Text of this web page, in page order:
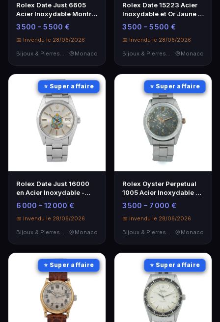
Rolex Date Just 6605
Acier Inoxydable Montre
Automatique 1956
3 500 – 5 500 €
📅 Invendu le 28/06/2026
Bijoux & Pierres Précieuses
Monaco
Rolex Date 15223 Acier
Inoxydable et Or Jaune -
Montre de Luxe
3 500 – 5 500 €
📅 Invendu le 28/06/2026
Bijoux & Pierres Précieuses
Monaco
⭐ Super affaire
Rolex Date Just 16000
en Acier Inoxydable -
Cadran King Khalid
6 000 – 12 000 €
📅 Invendu le 28/06/2026
Monaco
⭐ Super affaire
Rolex Oyster Perpetual
1005 Acier Inoxydable -
Montre Vintage Rare
3 500 – 7 000 €
📅 Invendu le 28/06/2026
Bijoux & Pierres Précieuses
Monaco
⭐ Super affaire ⭐ Super affaire